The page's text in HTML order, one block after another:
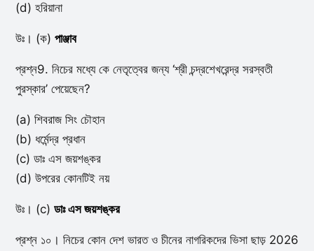
(d) হরিয়ানা
উঃ। (ক) পাঞ্জাব
প্রশ্ন9. নিচের মধ্যে কে নেতৃত্বের জন্য ‘শ্রী চন্দ্রশেখরেন্দ্র সরস্বতী
পুরস্কার’ পেয়েছেন?
(a) শিবরাজ সিং চৌহান
(b) ধর্মেন্দ্র প্রধান
(c) ডাঃ এস জয়শঙ্কর
(d) উপরের কোনটিই নয়
উঃ। (c) ডাঃ এস জয়শঙ্কর
প্রশ্ন ১০। নিচের কোন দেশ ভারত ও চীনের নাগরিকদের ভিসা ছাড় 2026